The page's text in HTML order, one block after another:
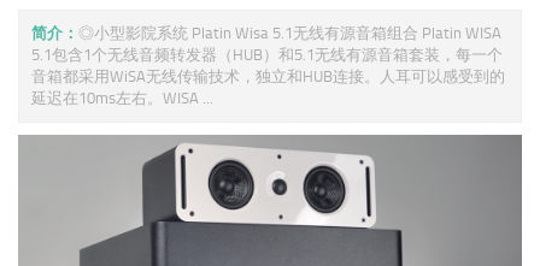
简介： ◎小型影院系统 Platin Wisa 5.1无线有源音箱组合 Platin WISA
5.1包含1个无线音频转发器（HUB）和5.1无线有源音箱套装，每一个
音箱都采用WiSA无线传输技术，独立和HUB连接。人耳可以感受到的
延迟在10ms左右。WISA ...